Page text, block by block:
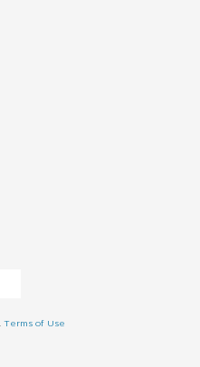
Terms of Use